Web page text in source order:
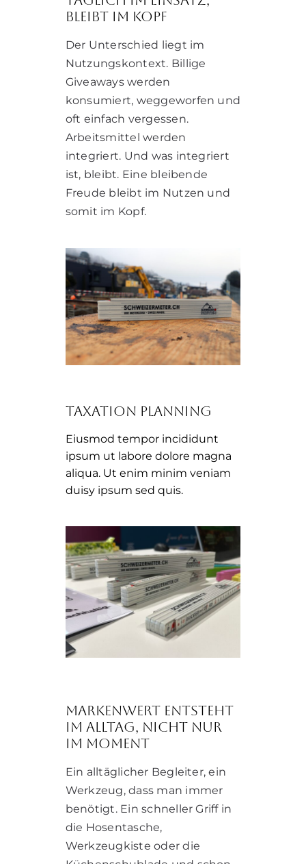
bleibt im Kopf
Der Unterschied liegt im
Nutzungskontext. Billige
Giveaways werden
konsumiert, weggeworfen und
oft einfach vergessen.
Arbeitsmittel werden
integriert. Und was integriert
ist, bleibt. Eine bleibende
Freude bleibt im Nutzen und
somit im Kopf.
taxation planning
Eiusmod tempor incididunt
ipsum ut labore dolore magna
aliqua. Ut enim minim veniam
duisy ipsum sed quis.
Markenwert entsteht
im Alltag, nicht nur
im Moment
Ein alltäglicher Begleiter, ein
Werkzeug, dass man immer
benötigt. Ein schneller Griff in
die Hosentasche,
Werkzeugkiste oder die